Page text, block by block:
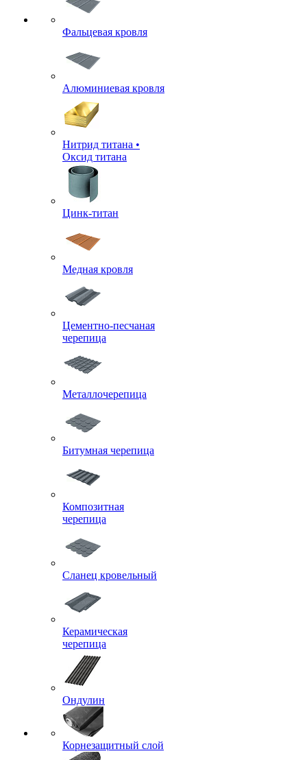
Фальцевая кровля
Алюминиевая кровля
Нитрид титана •
Оксид титана
Цинк-титан
Медная кровля
Цементно-песчаная
черепица
Металлочерепица
Битумная черепица
Композитная
черепица
Сланец кровельный
Керамическая
черепица
Ондулин
Корнезащитный слой